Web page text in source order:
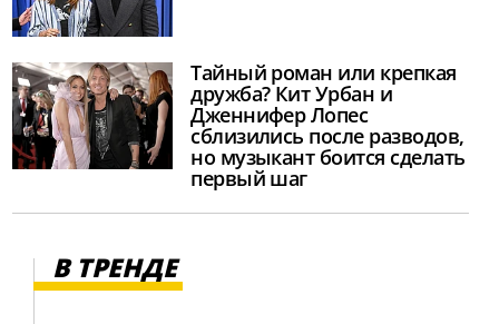
Тайный роман или крепкая
дружба? Кит Урбан и
Дженнифер Лопес
сблизились после разводов,
но музыкант боится сделать
первый шаг
В ТРЕНДЕ